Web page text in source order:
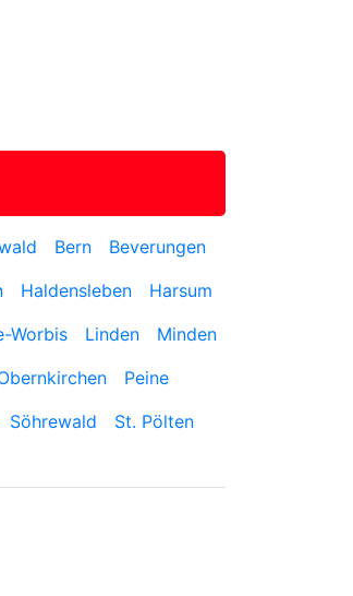
Bern
Beverungen
Haldensleben
Harsum
Worbis Linden
Minden
Peine
Söhrewald
St. Pölten